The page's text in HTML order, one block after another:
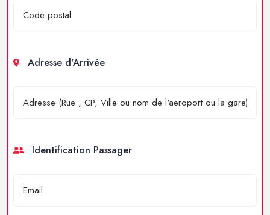
Adresse d'Arrivée
Identification Passager